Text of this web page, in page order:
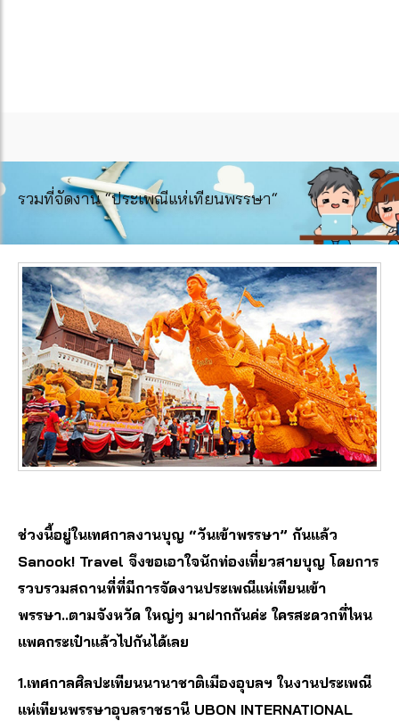
รวมที่จัดงาน “ประเพณีแห่เทียนพรรษา“
ช่วงนี้อยู่ในเทศกาลงานบุญ “วันเข้าพรรษา” กันแล้ว
Sanook! Travel จึงขอเอาใจนักท่องเที่ยวสายบุญ โดยการ
รวบรวมสถานที่ที่มีการจัดงานประเพณีแห่เทียนเข้า
พรรษา..ตามจังหวัด ใหญ่ๆ มาฝากกันค่ะ ใครสะดวกที่ไหน
แพคกระเป๋าแล้วไปกันได้เลย
1.เทศกาลศิลปะเทียนนานาชาติเมืองอุบลฯ ในงานประเพณี
แห่เทียนพรรษาอุบลราชธานี UBON INTERNATIONAL